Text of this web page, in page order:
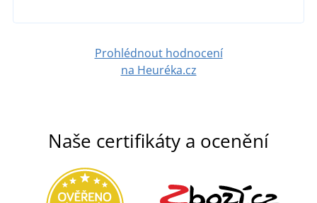
Prohlédnout hodnocení
na Heuréka.cz
Naše certifikáty a ocenění